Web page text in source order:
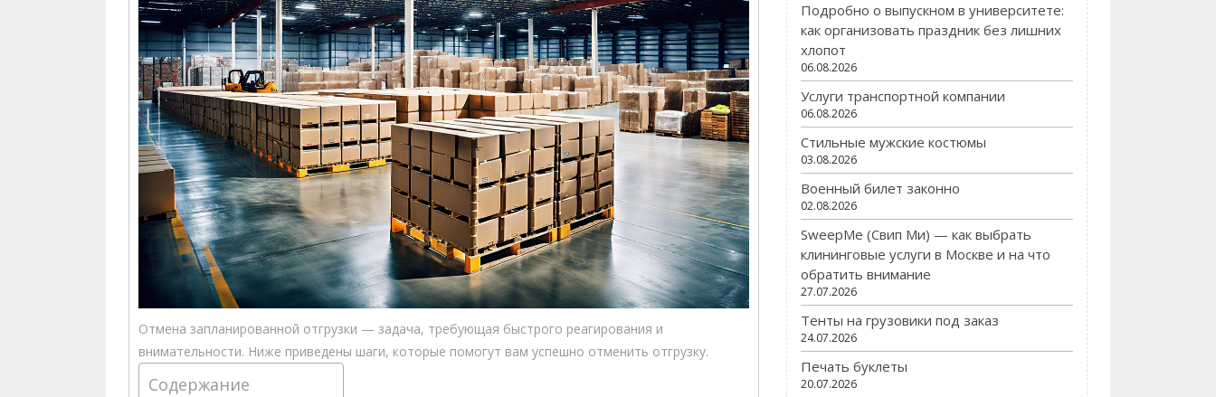
Отмена запланированной отгрузки — задача, требующая быстрого реагирования и
внимательности. Ниже приведены шаги, которые помогут вам успешно отменить отгрузку.
Содержание
Подробно о выпускном в университете:
как организовать праздник без лишних
хлопот
06.08.2026
Услуги транспортной компании
06.08.2026
Стильные мужские костюмы
03.08.2026
Военный билет законно
02.08.2026
SweepMe (Свип Ми) — как выбрать
клининговые услуги в Москве и на что
обратить внимание
27.07.2026
Тенты на грузовики под заказ
24.07.2026
Печать буклеты
20.07.2026